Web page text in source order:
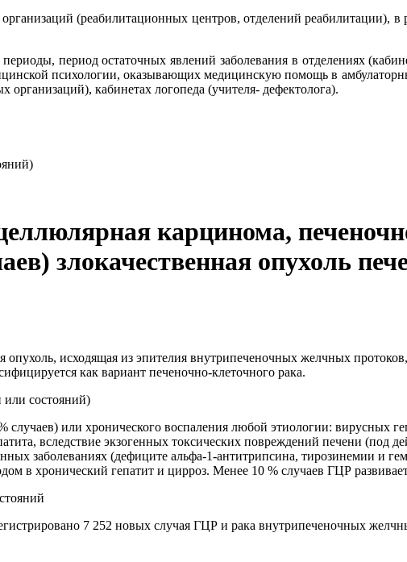
(реабилитационных центров, отделений реабилитации),
период остаточных явлений заболевания в отделениях
психологии, оказывающих медицинскую помощь в
кабинетах логопеда (учителя- дефектолога).
карцинома,
злокачественная опухоль
опухоль, исходящая из эпителия внутрипеченочных желчных
как вариант печеночно-клеточного рака.
или состояний)
или хронического воспаления любой этиологии: вирусных
вследствие экзогенных токсических повреждений печени (под
заболеваниях (дефиците альфа-1-антитрипсина, тирозинемии и
в хронический гепатит и цирроз. Менее 10 % случаев ГЦР
7 252 новых случая ГЦР и рака внутрипеченочных